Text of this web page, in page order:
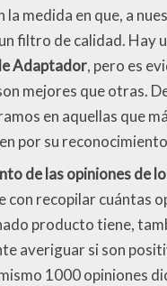
la medida en que, a
filtro de calidad. Hay
Adaptador, pero es
mejores que otras.
en aquellas que
por su
de las opiniones de
con recopilar cuántas
producto tiene,
averiguar si son
1000 opiniones